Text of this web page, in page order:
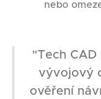
nebo
"Tech
vývojový
ověření